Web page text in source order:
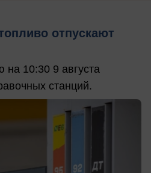
отпускают
на 10:30 9 августа
станций.